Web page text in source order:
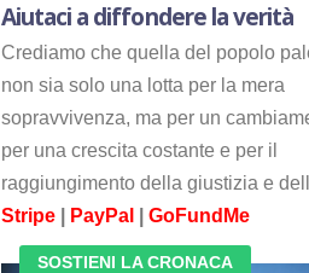
Aiutaci a diffondere la verità
Crediamo che quella del popolo
non sia solo una lotta per la mera
sopravvivenza, ma per un
per una crescita costante e per il
raggiungimento della giustizia e
Stripe| PayPal GoFundMe
SOSTIENI LA CRONACA